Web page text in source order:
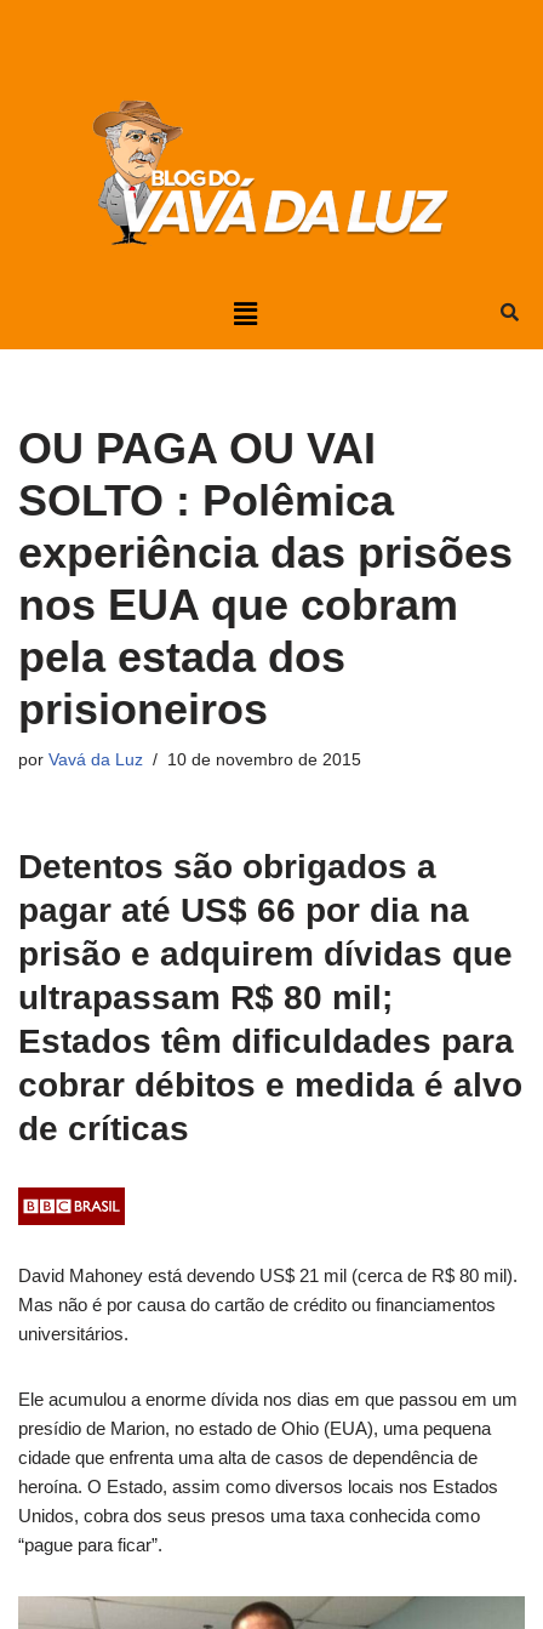
OU PAGA OU VAI
SOLTO : Polêmica
experiência das prisões
nos EUA que cobram
pela estada dos
prisioneiros
por Vavá da Luz 10 de novembro de 2015
Detentos são obrigados a
pagar até US$ 66 por dia na
prisão e adquirem dívidas que
ultrapassam R$ 80 mil;
Estados têm dificuldades para
cobrar débitos e medida é alvo
de críticas
David Mahoney está devendo US$ 21 mil (cerca de R$ 80 mil).
Mas não é por causa do cartão de crédito ou financiamentos
universitários.
Ele acumulou a enorme dívida nos dias em que passou em um
presídio de Marion, no estado de Ohio (EUA), uma pequena
cidade que enfrenta uma alta de casos de dependência de
heroína. O Estado, assim como diversos locais nos Estados
Unidos, cobra dos seus presos uma taxa conhecida como
“pague para ficar”.